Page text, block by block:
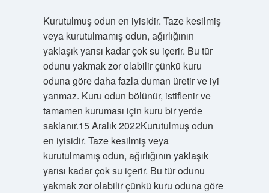
Kurutulmuş odun en iyisidir. Taze kesilmiş
veya kurutulmamış odun, ağırlığının
yaklaşık yarısı kadar çok su içerir. Bu tür
odunu yakmak zor olabilir çünkü kuru
oduna göre daha fazla duman üretir ve iyi
yanmaz. Kuru odun bölünür, istiflenir ve
tamamen kuruması için kuru bir yerde
saklanır.15 Aralık 2022Kurutulmuş odun
en iyisidir. Taze kesilmiş veya
kurutulmamış odun, ağırlığının yaklaşık
yarısı kadar çok su içerir. Bu tür odunu
yakmak zor olabilir çünkü kuru oduna göre